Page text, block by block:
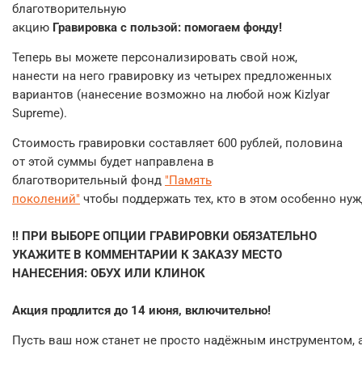
благотворительную
акцию Гравировка с пользой: помогаем фонду!
Теперь вы можете персонализировать свой нож,
нанести на него гравировку из четырех предложенных
вариантов (нанесение возможно на любой нож Kizlyar
Supreme).
Стоимость гравировки составляет 600 рублей, половина
от этой суммы будет направлена в
благотворительный фонд "Память
поколений" чтобы поддержать тех, кто в этом особенно
!! ПРИ ВЫБОРЕ ОПЦИИ ГРАВИРОВКИ ОБЯЗАТЕЛЬНО
УКАЖИТЕ В КОММЕНТАРИИ К ЗАКАЗУ МЕСТО
НАНЕСЕНИЯ: ОБУХ ИЛИ КЛИНОК
Акция продлится до 14 июня, включительно!
Пусть ваш нож станет не просто надёжным инструментом,